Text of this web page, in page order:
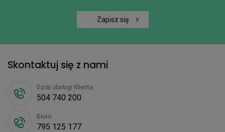
Zapisz się
Skontaktuj się z nami
Dział obsługi Klienta
504 740 200
Biuro
795 125 177